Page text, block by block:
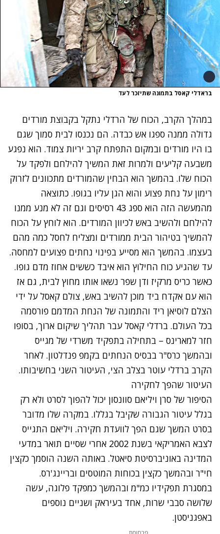
בראדלי קאסל בתמונה שתיזכר לעד
במהלך הקרב, הכוח של הרדלי נתקל בקבוצת מורדים
גדולה ממנה ספגו אש כבדה. הם נכנסו לבית סמוך שגם
בו היו מורדים ובמקום התפתח קרב יריות צמוד. הוא נפגע
משבעה קליעים ולמרות זאת המשיך להילחם ולפקד על
הכוח שלו. בהמשך הוא הבחין שהמורדים מתכוונים לזרוק
רימון על נחת פצוע והוא הגן עליו בגופו. כתוצאה
מהמעשה הזה הוא ספג 43 רסיסים וגם זה לא מנע ממנו
להילחם ולהשיב באש לכיוון המורדים. הוא לוחץ על הכוח
להמשיך בטיהור הבית ממורדים ומצליח לחסל כמה מהם
בעצמו. בהמשך הוא מסייע בפינוי נחתים פצועים למחסה.
עד שהגיע כוח החילוץ הוא איבד כששים אחוז מדם גופו.
כאשר כריס מרקיז ודן שפר נשאו אותו מחוץ לבית, גם אז
הוא עם אקדח ביד מוכן להשיב באש, צולם קאסל על ידי
הצלם לוסיאן ריד והתמונה של הנחת המדמם פורסמה
בכל העולם. ברדלי קאסל עבר תהליך שיקום ארוך, בסופו
חזר למארינס – בתחילה בתפקיד משרדי של מגייס
ובהמשך כרס"ר בבסיס הנחתים בקמפ פנדלטון. לאחר
הקרב ברדלי עוטר בצלב הצי, העיטור השני בחשיבותו.
העיטור שהפך לחקירה
הסיפור של סרן ויליאם סוונסון יכול להפוך לסרט ולא רק
בגלל עיטור הגבורה שקיבל בגללו. במקרה שלו מדובר
בסרט המשך שגם הפך לוועדת חקירה. ויליאם התגייס
לצבא האמריקאי בשנת 2002 אחרי שסיים תואר במדעי
המדינה באוניברסיטת סיאטל. באותה השנה הוסמך כקצין
חי"ר ובהמשך כקצין בכוחות המוטסים ובריינג'רס.
במסגרת תפקידיו כמ"מ ובהמשך כמפקד פלוגה, עשה
שלושה סבבי שרות, אחד בעיראק ושניים נוספים
באפגניסטן.